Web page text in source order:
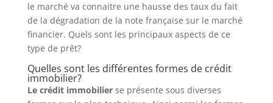
le marché va connaitre une hausse des taux du fait
de la dégradation de la note française sur le marché
financier. Quels sont les principaux aspects de ce
type de prêt?
Quelles sont les différentes formes de crédit
immobilier?
Le crédit immobilierse présente sous diverses